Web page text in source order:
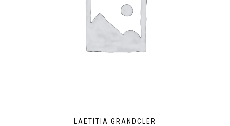
LAETITIA GRANDCLER